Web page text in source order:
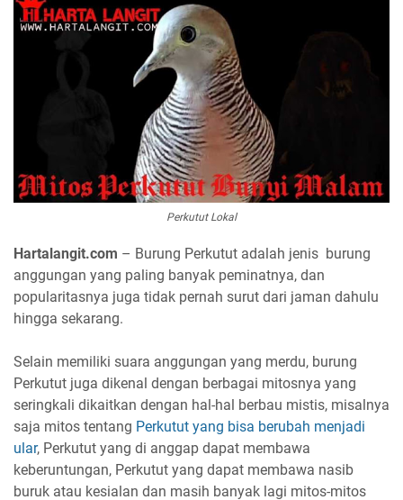
Perkutut Lokal
Hartalangit.com – Burung Perkutut adalah jenis burung
anggungan yang paling banyak peminatnya, dan
popularitasnya juga tidak pernah surut dari jaman dahulu
hingga sekarang.
Selain memiliki suara anggungan yang merdu, burung
Perkutut juga dikenal dengan berbagai mitosnya yang
seringkali dikaitkan dengan hal-hal berbau mistis, misalnya
saja mitos tentang Perkutut yang bisa berubah menjadi
ular, Perkutut yang di anggap dapat membawa
keberuntungan, Perkutut yang dapat membawa nasib
buruk atau kesialan dan masih banyak lagi mitos-mitos